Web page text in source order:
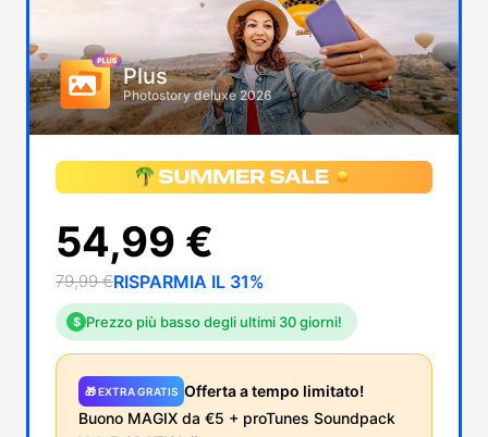
Plus
Photostory deluxe 2026
54,99 €
79,99 €RISPARMIA IL 31%
$ Prezzo più basso degli ultimi 30 giorni!
🎁 EXTRA GRATIS Offerta a tempo limitato!
Buono MAGIX da €5 + proTunes Soundpack